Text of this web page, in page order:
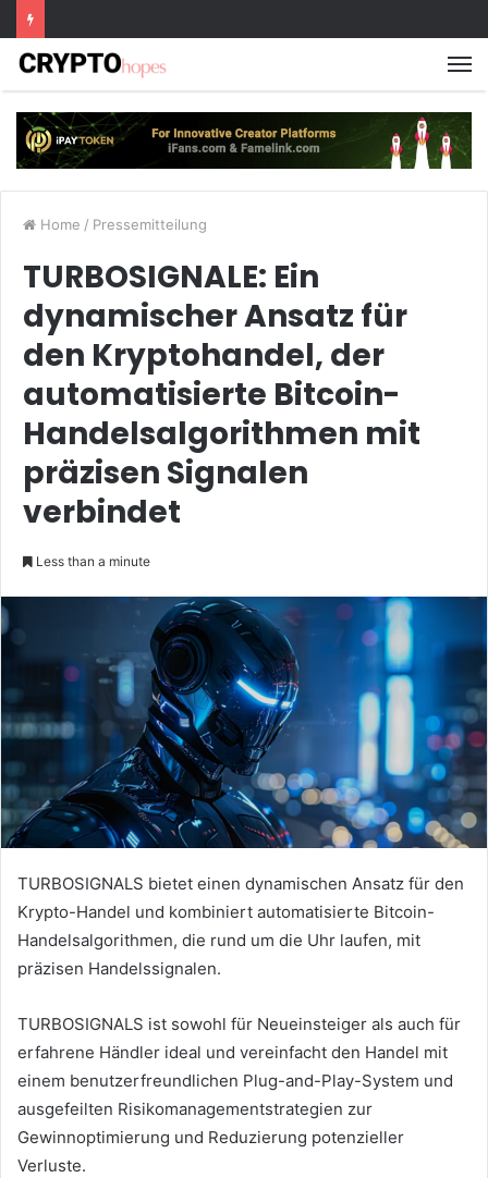
Home / Pressemitteilung
TURBOSIGNALE: Ein
dynamischer Ansatz für
den Kryptohandel, der
automatisierte Bitcoin-
Handelsalgorithmen mit
präzisen Signalen
verbindet
Less than a minute
TURBOSIGNALS bietet einen dynamischen Ansatz für den
Krypto-Handel und kombiniert automatisierte Bitcoin-
Handelsalgorithmen, die rund um die Uhr laufen, mit
präzisen Handelssignalen.
TURBOSIGNALS ist sowohl für Neueinsteiger als auch für
erfahrene Händler ideal und vereinfacht den Handel mit
einem benutzerfreundlichen Plug-and-Play-System und
ausgefeilten Risikomanagementstrategien zur
Gewinnoptimierung und Reduzierung potenzieller
Verluste.